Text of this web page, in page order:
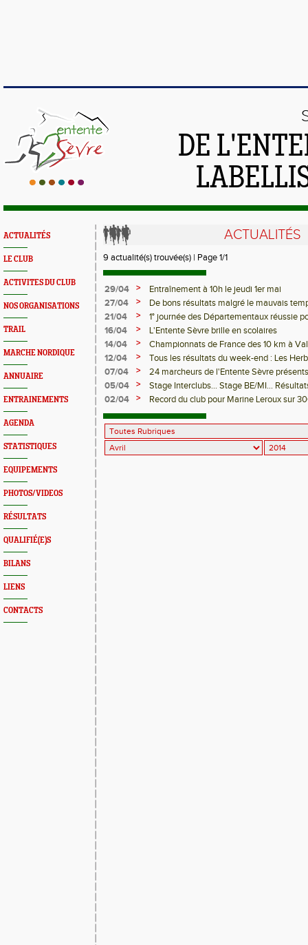
DE
ACTUALITÉS
LE CLUB
ACTIVITES DU CLUB
NOS ORGANISATIONS
TRAIL
MARCHE NORDIQUE
ANNUAIRE
ENTRAINEMENTS
AGENDA
STATISTIQUES
EQUIPEMENTS
PHOTOS/VIDEOS
RÉSULTATS
QUALIFIÉ(E)S
BILANS
LIENS
CONTACTS
ACTUALITÉS
9 actualité(s) trouvée(s) | Page 1/1
29/04 >
Entraînement à 10h le jeudi 1er mai
27/04
>
De bons résultats malgré le mauvais
21/04
>
1° journée des Départementaux réussie
16/04
>
L'Entente Sèvre brille en scolaires
14/04
>
Championnats de France des 10 km à
12/04
>
Tous les résultats du week-end : Les
Chantonnay, Liffré
07/04 >
24 marcheurs de l'Entente Sèvre
05/04
>
Stage Interclubs... Stage BE/MI...
Paris, la Bicentenaire...
02/04 > Record du club pour Marine Leroux sur